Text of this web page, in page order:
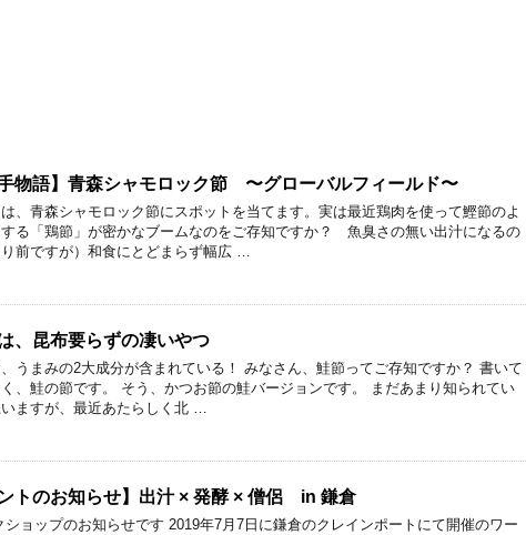
手物語】青森シャモロック節 〜グローバルフィールド〜
、青森シャモロック節にスポットを当てます。実は最近鶏肉を使って鰹節のよ
する「鶏節」が密かなブームなのをご存知ですか？ 魚臭さの無い出汁になるの
前ですが）和食にとどまらず幅広 …
、昆布要らずの凄いやつ
うまみの2大成分が含まれている！ みなさん、鮭節ってご存知ですか？ 書いて
、鮭の節です。 そう、かつお節の鮭バージョンです。 まだあまり知られてい
ますが、最近あたらしく北 …
ントのお知らせ】出汁 × 発酵 × 僧侶 in 鎌倉
ョップのお知らせです 2019年7月7日に鎌倉のクレインポートにて開催のワー